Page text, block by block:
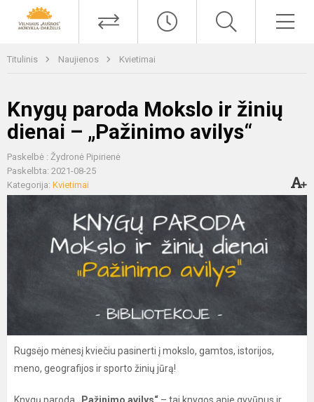
Titulinis Naujienos Kvietimai
Knygų paroda Mokslo ir žinių
dienai – „Pažinimo avilys“
Paskelbė : Žydronė Pipirienė
Paskelbta: 2021-08-25
Kategorija: Kvietimai
Rugsėjo mėnesį kviečiu pasinerti į mokslo, gamtos, istorijos,
meno, geografijos ir sporto žinių jūrą!